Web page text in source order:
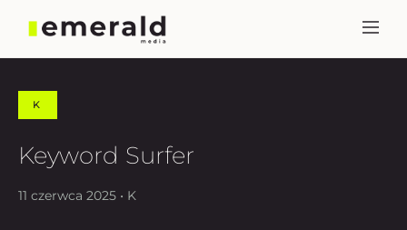
K
Keyword Surfer
11 czerwca 2025 • K